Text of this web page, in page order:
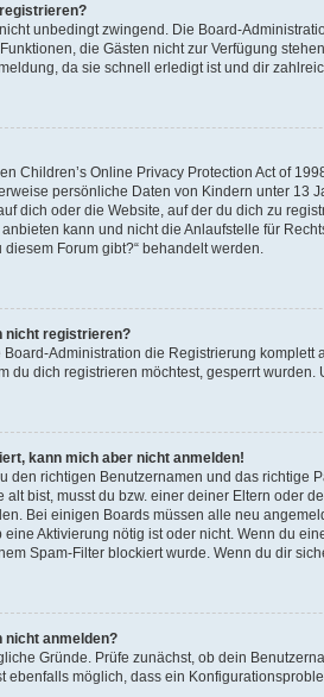
unbedingt zwingend. Die Board-
die Gästen nicht zur Verfügung
da sie schnell erledigt ist und dir
Children’s Online Privacy Protection Act of
persönliche Daten von Kindern unter 13
dich oder die Website, auf der du dich zu
kann und nicht die Anlaufstelle für
Forum gibt?“ behandelt werden.
nicht registrieren?
Board-Administration die Registrierung
du dich registrieren möchtest, gesperrt
kann mich aber nicht anmelden!
den richtigen Benutzernamen und das richtige
alt bist, musst du bzw. einer deiner Eltern oder
Bei einigen Boards müssen alle neu
eine Aktivierung nötig ist oder nicht. Wenn du
Spam-Filter blockiert wurde. Wenn du dir
nicht anmelden?
Gründe. Prüfe zunächst, ob dein
ebenfalls möglich, dass ein